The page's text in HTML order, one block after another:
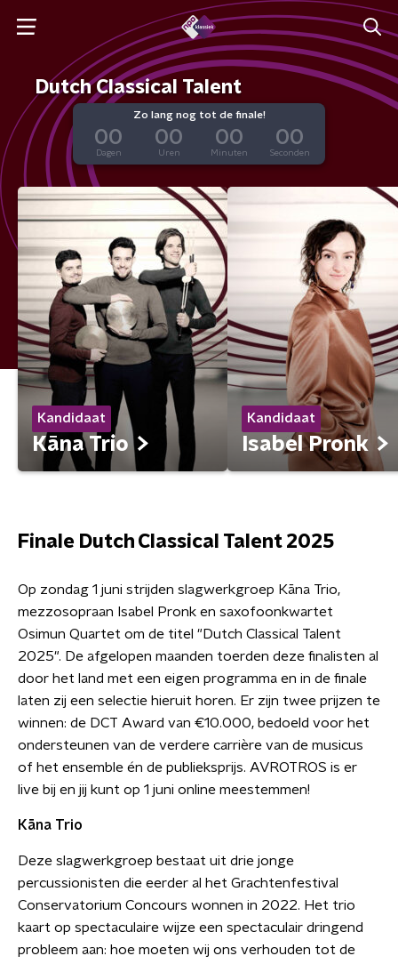
Dutch Classical Talent
Zo lang nog tot de finale!
00
Dagen
00
Uren
00
Minuten
00
Seconden
Kandidaat
Kāna Trio
Kandidaat
Isabel Pronk
Finale Dutch Classical Talent 2025
Op zondag 1 juni strijden slagwerkgroep Kāna Trio,
mezzosopraan Isabel Pronk en saxofoonkwartet
Osimun Quartet om de titel "Dutch Classical Talent
2025". De afgelopen maanden toerden deze finalisten al
door het land met een eigen programma en in de finale
laten zij een selectie hieruit horen. Er zijn twee prijzen te
winnen: de DCT Award van €10.000, bedoeld voor het
ondersteunen van de verdere carrière van de musicus
of het ensemble én de publieksprijs. AVROTROS is er
live bij en jij kunt op 1 juni online meestemmen!
Kāna Trio
Deze slagwerkgroep bestaat uit drie jonge
percussionisten die eerder al het Grachtenfestival
Conservatorium Concours wonnen in 2022. Het trio
kaart op spectaculaire wijze een spectaculair dringend
probleem aan: hoe moeten wij ons verhouden tot de